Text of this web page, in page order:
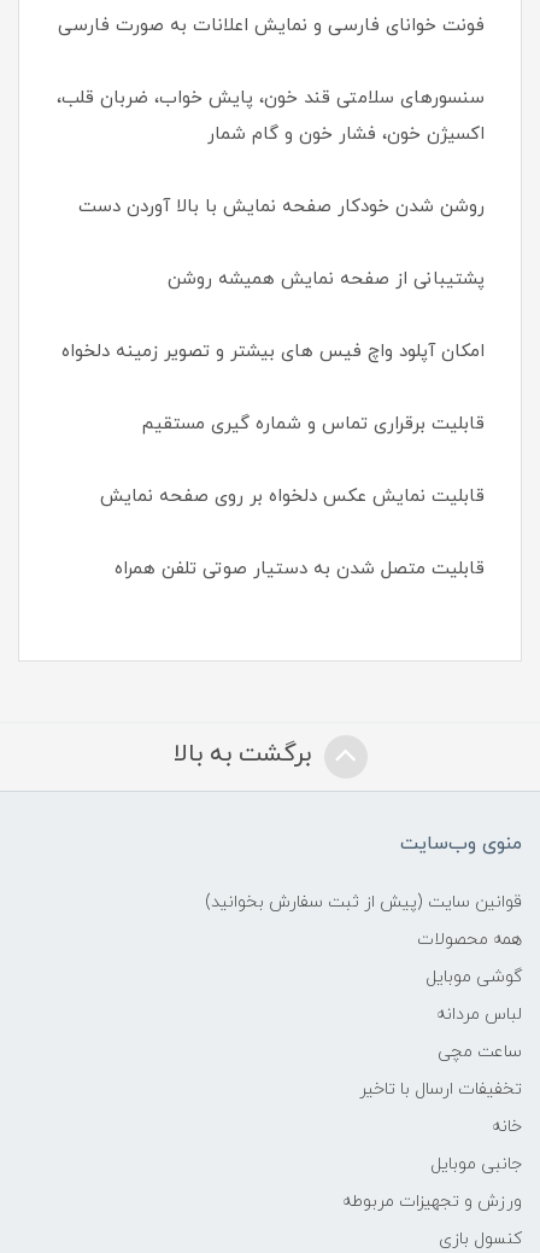
فونت خوانای فارسی و نمایش اعلانات به صورت فارسی
سنسورهای سلامتی قند خون، پایش خواب، ضربان قلب،
اکسیژن خون، فشار خون و گام شمار
روشن شدن خودکار صفحه نمایش با بالا آوردن دست
پشتیبانی از صفحه نمایش همیشه روشن
امکان آپلود واچ فیس های بیشتر و تصویر زمینه دلخواه
قابلیت برقراری تماس و شماره گیری مستقیم
قابلیت نمایش عکس دلخواه بر روی صفحه نمایش
قابلیت متصل شدن به دستیار صوتی تلفن همراه
برگشت به بالا
منوی وب‌سایت
قوانین سایت (پیش از ثبت سفارش بخوانید)
همه محصولات
گوشی موبایل
لباس مردانه
ساعت مچی
تخفیفات ارسال با تاخیر
خانه
جانبی موبایل
ورزش و تجهیزات مربوطه
کنسول بازی